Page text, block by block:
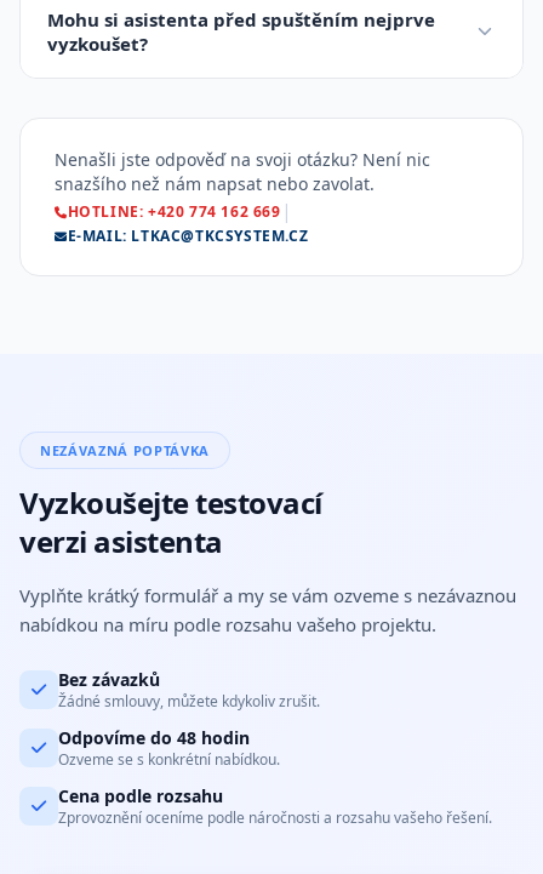
nezávisle, takže i stovky zákazníků najednou dostanou
odpověď během sekund.
Mohu si asistenta před spuštěním nejprve
vyzkoušet?
ověřit, jak asistent funguje na vašem webu. Žádné
závazky, žádné smlouvy.
Nenašli jste odpověď na svoji otázku? Není nic
snazšího než nám napsat nebo zavolat.
HOTLINE: +420 774 162 669 |
E-MAIL: LTKAC@TKCSYSTEM.CZ
NEZÁVAZNÁ POPTÁVKA
Vyzkoušejte testovací
verzi asistenta
Vyplňte krátký formulář a my se vám ozveme s nezávaznou
nabídkou na míru podle rozsahu vašeho projektu.
Bez závazků
Žádné smlouvy, můžete kdykoliv zrušit.
Odpovíme do 48 hodin
Ozveme se s konkrétní nabídkou.
Cena podle rozsahu
Zprovoznění oceníme podle náročnosti a rozsahu vašeho řešení.